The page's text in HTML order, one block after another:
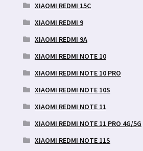
XIAOMI REDMI 15C
XIAOMI REDMI 9
XIAOMI REDMI 9A
XIAOMI REDMI NOTE 10
XIAOMI REDMI NOTE 10 PRO
XIAOMI REDMI NOTE 10S
XIAOMI REDMI NOTE 11
XIAOMI REDMI NOTE 11 PRO 4G/5G
XIAOMI REDMI NOTE 11S